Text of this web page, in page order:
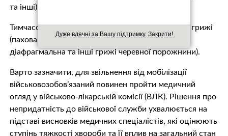
Дуже вдячні за Вашу підтримку. Закрити!
та інші).
Тимчасову відстрочку дають з будь-яким видом грижі
(пахова, стегнова, пупкова, черевної стінки,
діафрагмальна та інші грижі черевної порожнини).
Варто зазначити, для звільнення від мобілізації
військовозобов’язаний повинен пройти медичний
огляд у військово-лікарській комісії (ВЛК). Рішення про
непридатність до військової служби ухвалюється на
підставі висновків медичних спеціалістів, які оцінюють
ступінь тяжкості хвороби та її вплив на загальний стан